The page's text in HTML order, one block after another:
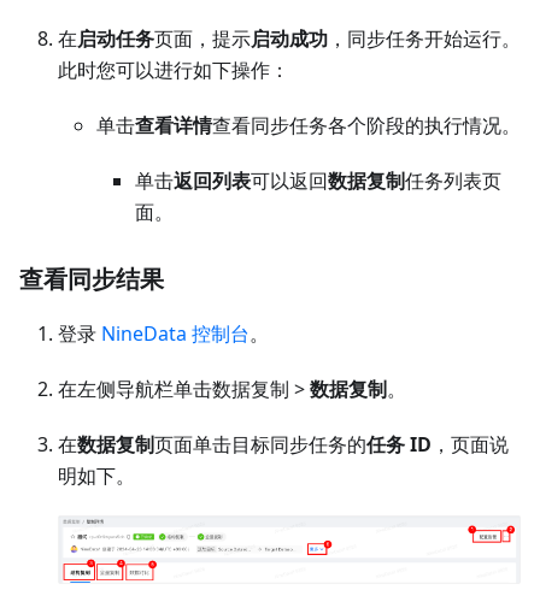
在启动任务页面，提示启动成功 ，同步任务开始运行。
此时您可以进行如下操作：
单击查看详情查看同步任务各个阶段的执行情况。
单击返回列表可以返回数据复制任务列表页
面。
查看同步结果
登录 NineData 控制台。
在左侧导航栏单击数据复制 >数据复制。
在数据复制页面单击目标同步任务的任务 ID ，页面说
明如下。